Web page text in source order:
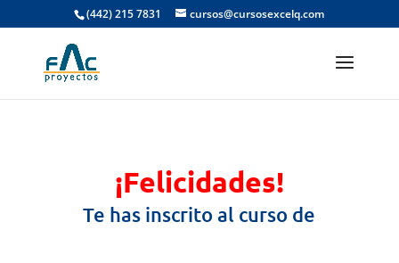
(442) 215 7831 cursos@cursosexcelq.com
¡Felicidades!
Te has inscrito al curso de